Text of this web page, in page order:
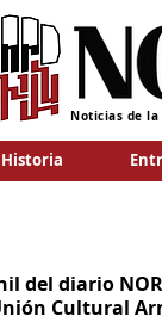
Noticias de
Historia
del diario
Cultural